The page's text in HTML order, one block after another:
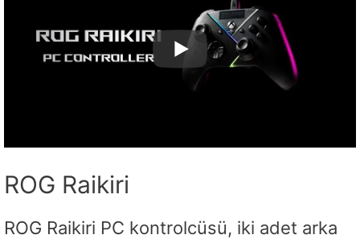
ROG Raikiri
ROG Raikiri PC kontrolcüsü, iki adet arka